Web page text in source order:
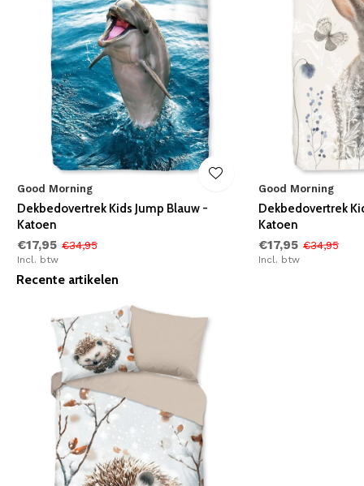
Good Morning
Dekbedovertrek Kids Jump Blauw -
Katoen
€17,95 €34,95
Incl. btw
Good Morning
Dekbedovertrek
Katoen
€17,95 €34,95
Incl. btw
Recente artikelen